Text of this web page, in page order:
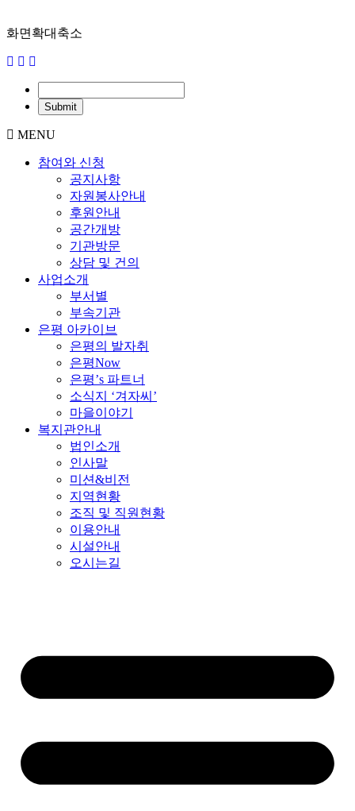
화면확대축소
MENU
참여와 신청
공지사항
자원봉사안내
후원안내
공간개방
기관방문
상담 및 건의
사업소개
부서별
부속기관
은평 아카이브
은평의 발자취
은평Now
은평’s 파트너
소식지 ‘겨자씨’
마을이야기
복지관안내
법인소개
인사말
미션&비전
지역현황
조직 및 직원현황
이용안내
시설안내
오시는길